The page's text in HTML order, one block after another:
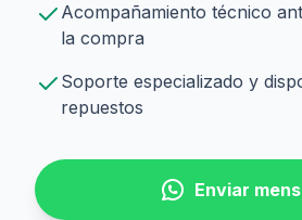
Acompañamiento técnico
la compra
Soporte especializado y
repuestos
Enviar